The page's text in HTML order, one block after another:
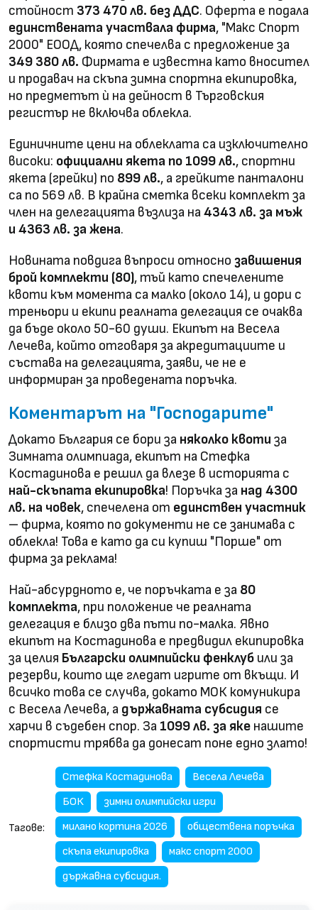
стойност 373 470 лв. без ДДС. Оферта е подала
единствената участвала фирма, "Макс Спорт
2000" ЕООД, която спечелва с предложение за
349 380 лв. Фирмата е известна като вносител
и продавач на скъпа зимна спортна екипировка,
но предметът ѝ на дейност в Търговския
регистър не включва облекла.
Единичните цени на облеклата са изключително
високи: официални якета по 1099 лв., спортни
якета (грейки) по 899 лв., а грейките панталони
са по 569 лв. В крайна сметка всеки комплект за
член на делегацията възлиза на 4343 лв. за мъж
и 4363 лв. за жена.
Новината повдига въпроси относно завишения
брой комплекти (80), тъй като спечелените
квоти към момента са малко (около 14), и дори с
треньори и екипи реалната делегация се очаква
да бъде около 50-60 души. Екипът на Весела
Лечева, който отговаря за акредитациите и
състава на делегацията, заяви, че не е
информиран за проведената поръчка.
Коментарът на "Господарите"
Докато България се бори за няколко квоти за
Зимната олимпиада, екипът на Стефка
Костадинова е решил да влезе в историята с
най-скъпата екипировка! Поръчка за над 4300
лв. на човек, спечелена от единствен участник
– фирма, която по документи не се занимава с
облекла! Това е като да си купиш "Порше" от
фирма за реклама!
Най-абсурдното е, че поръчката е за 80
комплекта, при положение че реалната
делегация е близо два пъти по-малка. Явно
екипът на Костадинова е предвидил екипировка
за целия Български олимпийски фенклуб или за
резерви, които ще гледат игрите от вкъщи. И
всичко това се случва, докато МОК комуникира
с Весела Лечева, а държавната субсидия се
харчи в съдебен спор. За 1099 лв. за яке нашите
спортисти трябва да донесат поне едно злато!
Тагове:
Стефка Костадинова
Весела Лечева
БОК
зимни олимпийски игри
милано кортина 2026
обществена поръчка
скъпа екипировка
макс спорт 2000
държавна субсидия.